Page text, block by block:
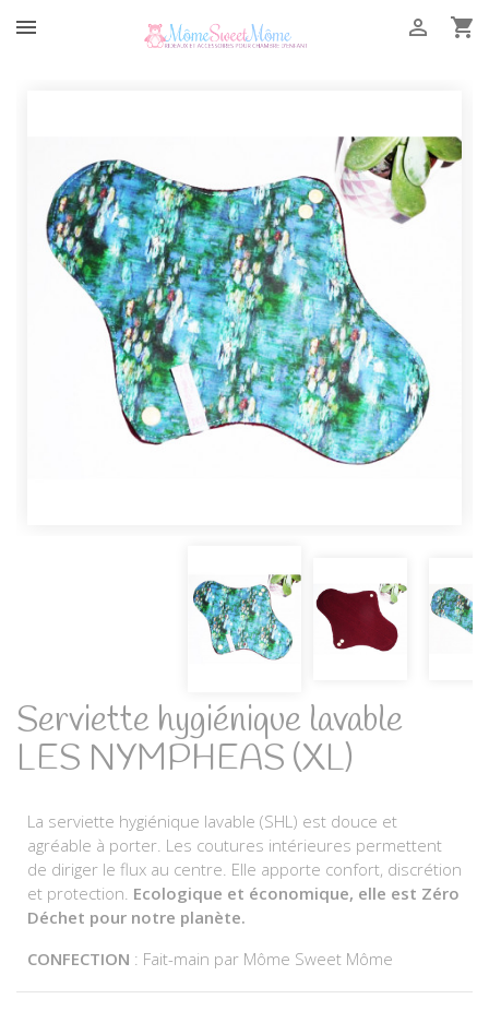
 

Serviette hygiénique lavable
LES NYMPHEAS (XL)
La serviette hygiénique lavable (SHL) est douce et
agréable à porter. Les coutures intérieures permettent
de diriger le flux au centre. Elle apporte confort, discrétion
et protection. Ecologique et économique, elle est Zéro
Déchet pour notre planète.
CONFECTION : Fait-main par Môme Sweet Môme